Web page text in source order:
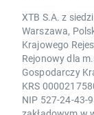
XTB S.A. z
Warszawa,
Krajowego
Rejonowy dla
Gospodarczy
KRS
NIP 527-24-43-